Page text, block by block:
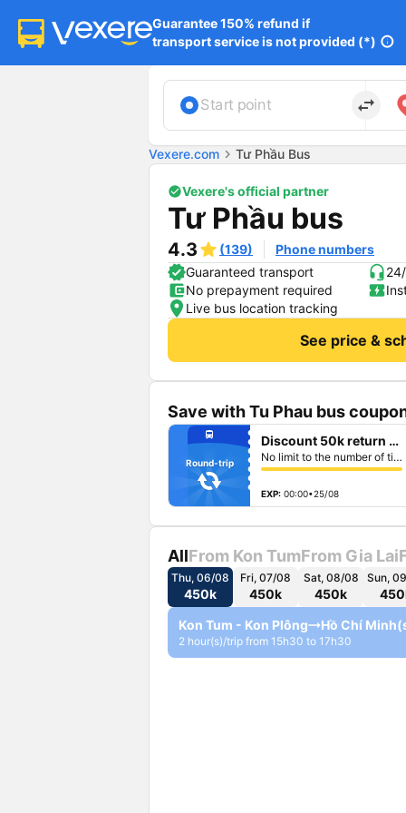
Guarantee 150% refund if
transport service is not provided (*) info
Start point import_export
Vexere.com chevron_right Tư Phầu Bus
Vexere's official partner
Tư Phầu bus
4.3 (139)
Phone numbers
Guaranteed transport
No prepayment required
Live bus location tracking
See price &
Save with Tu Phau bus
fiber_manual_record
fiber_manual_record
fiber_manual_record
fiber_manual_record
fiber_manual_record
fiber_manual_record
fiber_manual_record
directions_bus
Round-trip
Discount 50k return ticket
No limit to the number of tickets per booking
EXP: 00:00•25/08
AllFrom Kon TumFrom Gia Lai
Thu, 06/08
450k
Fri, 07/08
450k
Sat, 08/08
450k
Sun,
Kon Tum - Kon Plông Hồ Chí Minh
2 hour(s)/trip from 15h30 to 17h30